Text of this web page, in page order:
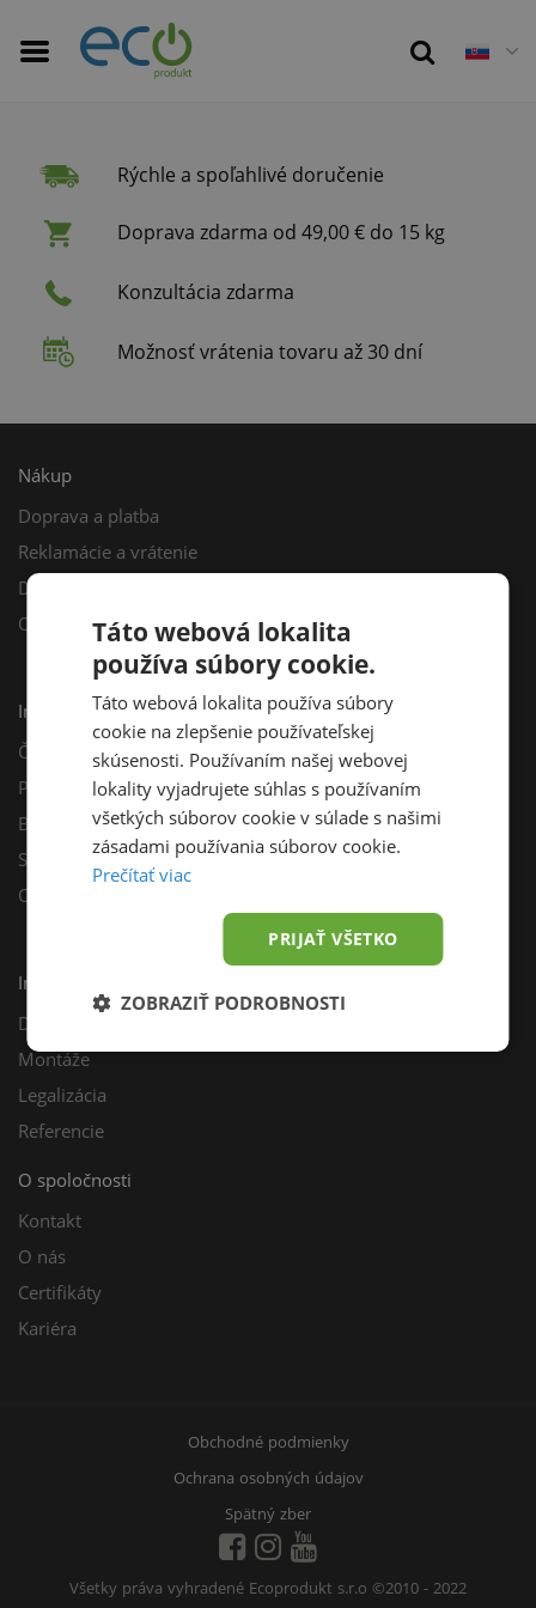
Rýchle a spoľahlivé doručenie
Doprava zdarma od 49,00 € do 15 kg
Konzultácia zdarma
Možnosť vrátenia tovaru až 30 dní
Nákup
Doprava a platba
Reklamácie a vrátenie
Darčekový poukaz
Odberné miesta
Informácie
Často kladené otázky
Poradňa
Blog
Sprievodca výberom fotovoltiky
Odporúčací program
Inštalácie
Dotácie
Montáže
Legalizácia
Referencie
O spoločnosti
Kontakt
O nás
Certifikáty
Kariéra
Obchodné podmienky
Ochrana osobných údajov
Spätný zber
Všetky práva vyhradené Ecoprodukt s.r.o ©2010 - 2022
Táto webová lokalita
používa súbory cookie.
Táto webová lokalita používa súbory
cookie na zlepšenie používateľskej
skúsenosti. Používaním našej webovej
lokality vyjadrujete súhlas s používaním
všetkých súborov cookie v súlade s našimi
zásadami používania súborov cookie.
Prečítať viac
PRIJAŤ VŠETKO
ZOBRAZIŤ PODROBNOSTI